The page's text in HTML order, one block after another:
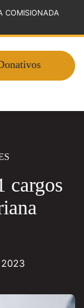
COMISIONADA
cargos